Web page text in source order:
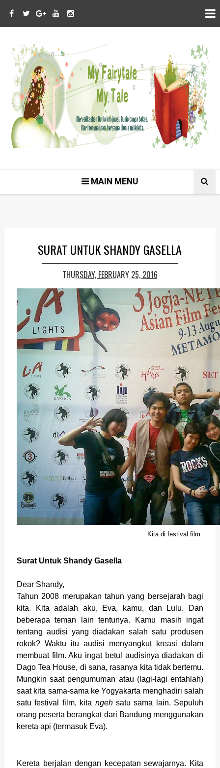
MAIN MENU
SURAT UNTUK SHANDY GASELLA
THURSDAY, FEBRUARY 25, 2016
Kita di festival film
Surat Untuk Shandy Gasella
Dear Shandy,
Tahun 2008 merupakan tahun yang bersejarah bagi
kita. Kita adalah aku, Eva, kamu, dan Lulu. Dan
beberapa teman lain tentunya. Kamu masih ingat
tentang audisi yang diadakan salah satu produsen
rokok? Waktu itu audisi menyangkut kreasi dalam
membuat film. Aku ingat betul audisinya diadakan di
Dago Tea House, di sana, rasanya kita tidak bertemu.
Mungkin saat pengumuman atau (lagi-lagi entahlah)
saat kita sama-sama ke Yogyakarta menghadiri salah
satu festival film, kita ngehsatu sama lain. Sepuluh
orang peserta berangkat dari Bandung menggunakan
kereta api (termasuk Eva).
Kereta berjalan dengan kecepatan sewajarnya. Kita